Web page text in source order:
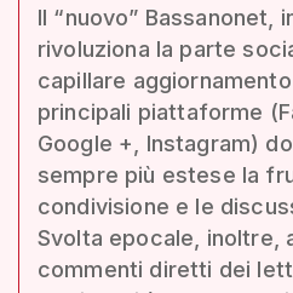
Il “nuovo” Bassanonet,
rivoluziona la parte
capillare
principali piattaforme
Google +, Instagram)
sempre più estese la
condivisione e le
Svolta epocale, inoltre,
commenti diretti dei